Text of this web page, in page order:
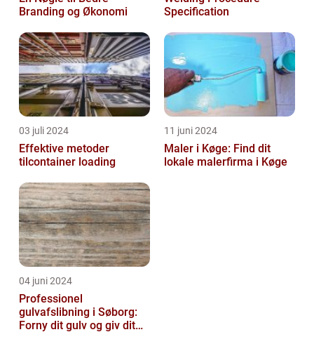
Branding og Økonomi
Specification
03 juli 2024
Effektive metoder
tilcontainer loading
11 juni 2024
Maler i Køge: Find dit
lokale malerfirma i Køge
04 juni 2024
Professionel
gulvafslibning i Søborg:
Forny dit gulv og giv dit